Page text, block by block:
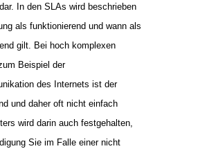
In den SLAs wird beschrieben
als funktionierend und wann als
gilt. Bei hoch komplexen
Beispiel der
des Internets ist der
und daher oft nicht einfach
wird darin auch festgehalten,
Sie im Falle einer nicht